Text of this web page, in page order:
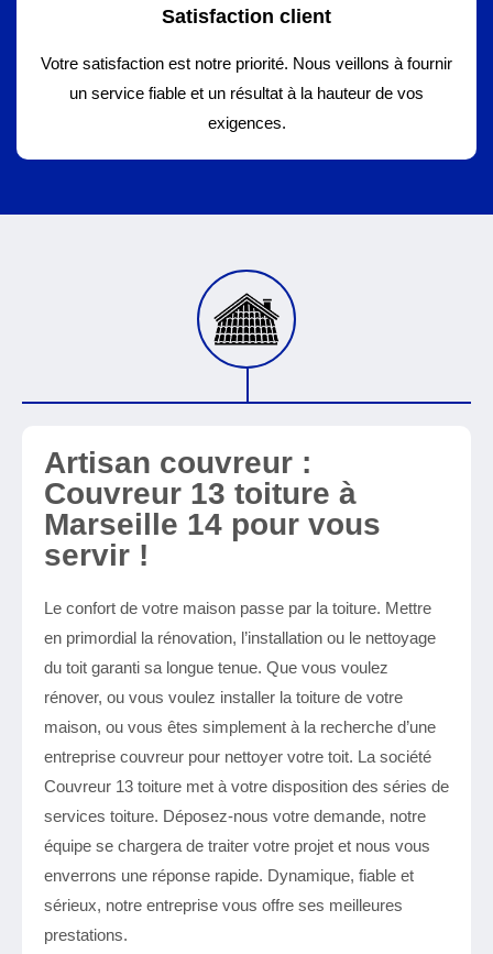
Satisfaction client
Votre satisfaction est notre priorité. Nous veillons à fournir
un service fiable et un résultat à la hauteur de vos
exigences.
Artisan couvreur :
Couvreur 13 toiture à
Marseille 14 pour vous
servir !
Le confort de votre maison passe par la toiture. Mettre
en primordial la rénovation, l’installation ou le nettoyage
du toit garanti sa longue tenue. Que vous voulez
rénover, ou vous voulez installer la toiture de votre
maison, ou vous êtes simplement à la recherche d’une
entreprise couvreur pour nettoyer votre toit. La société
Couvreur 13 toiture met à votre disposition des séries de
services toiture. Déposez-nous votre demande, notre
équipe se chargera de traiter votre projet et nous vous
enverrons une réponse rapide. Dynamique, fiable et
sérieux, notre entreprise vous offre ses meilleures
prestations.